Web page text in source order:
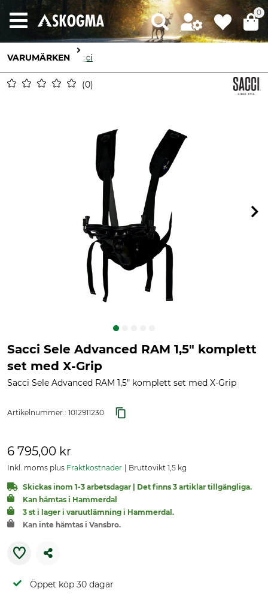
0
VARUMÄRKEN Sacci
0
Sacci Sele Advanced RAM 1,5" komplett
set med X-Grip
Sacci Sele Advanced RAM 1,5" komplett set med X-Grip
Artikelnummer.: 1012911230
6 795,00 kr
Inkl. moms plus Fraktkostnader Bruttovikt 1,5 kg
Skickas inom 1-3 arbetsdagar | Det finns 3 artiklar tillgängliga.
Kan hämtas i Hammerdal
3 st i lager i varuutlämning i Hammerdal.
Kan inte hämtas i Vansbro.
Öppet köp 30 dagar